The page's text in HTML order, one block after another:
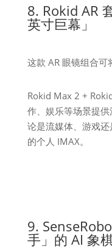
8. Rokid AR
英寸巨幕」
这款 AR 眼镜组合可
Rokid Max 2 +
作、娱乐等场景提
论是流媒体、游戏
的个人 IMAX。
9.
手」的 AI 象